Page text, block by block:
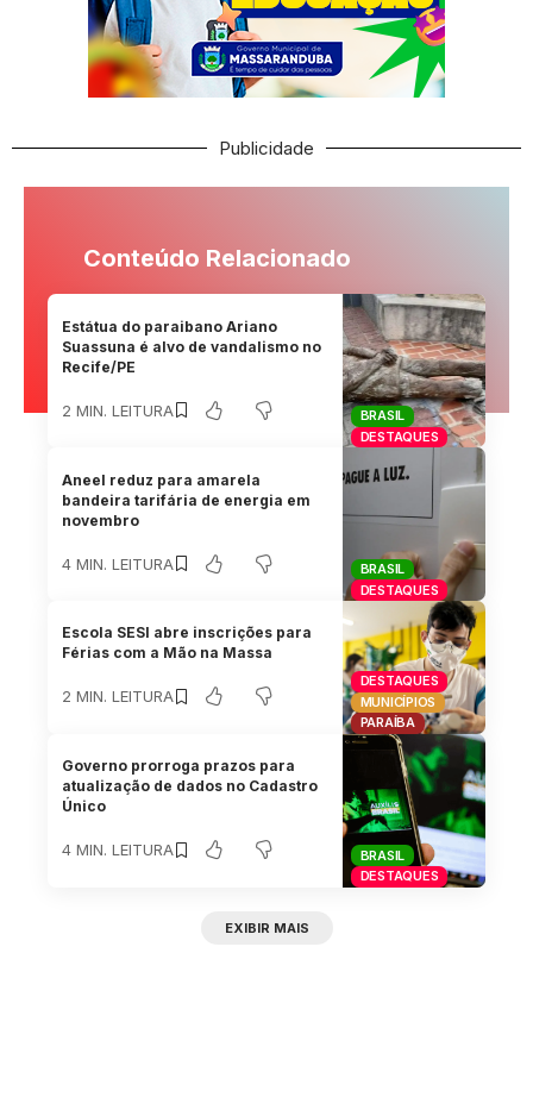
Publicidade
Conteúdo Relacionado
BRASIL
DESTAQUES
Estátua do paraibano Ariano
Suassuna é alvo de vandalismo no
Recife/PE
2 MIN. LEITURA
BRASIL
DESTAQUES
Aneel reduz para amarela
bandeira tarifária de energia em
novembro
4 MIN. LEITURA
DESTAQUES
MUNICÍPIOS
PARAÍBA
Escola SESI abre inscrições para
Férias com a Mão na Massa
2 MIN. LEITURA
BRASIL
DESTAQUES
Governo prorroga prazos para
atualização de dados no Cadastro
Único
4 MIN. LEITURA
EXIBIR MAIS